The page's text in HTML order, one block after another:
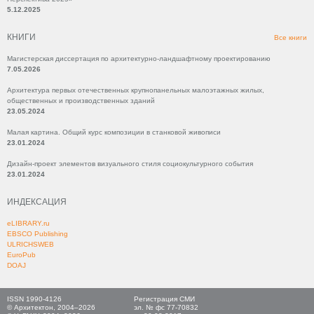
5.12.2025
КНИГИ Все книги
Магистерская диссертация по архитектурно-ландшафтному проектированию
7.05.2026
Архитектура первых отечественных крупнопанельных малоэтажных жилых,
общественных и производственных зданий
23.05.2024
Малая картина. Общий курс композиции в станковой живописи
23.01.2024
Дизайн-проект элементов визуального стиля социокультурного события
23.01.2024
ИНДЕКСАЦИЯ
eLIBRARY.ru
EBSCO Publishing
ULRICHSWEB
EuroPub
DOAJ
ISSN 1990-4126
© Архитектон, 2004–2026
Регистрация СМИ
эл. № фс 77-70832